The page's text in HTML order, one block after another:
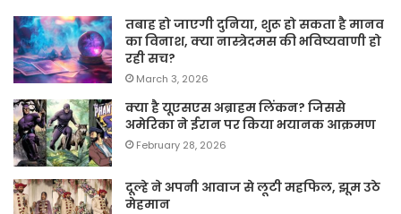
तबाह हो जाएगी दुनिया, शुरू हो सकता है मानव
का विनाश, क्या नास्त्रेदमस की भविष्यवाणी हो
रही सच?
March 3, 2026
क्या है यूएसएस अब्राहम लिंकन? जिससे
अमेरिका ने ईरान पर किया भयानक आक्रमण
February 28, 2026
दूल्हे ने अपनी आवाज से लूटी महफिल, झूम उठे
मेहमान